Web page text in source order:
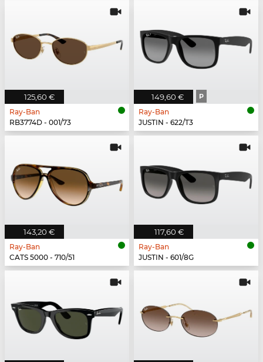
125,60 €
Ray-Ban
RB3774D - 001/73
149,60 € P
Ray-Ban
JUSTIN - 622/T3
143,20 €
Ray-Ban
CATS 5000 - 710/51
117,60 €
Ray-Ban
JUSTIN - 601/8G